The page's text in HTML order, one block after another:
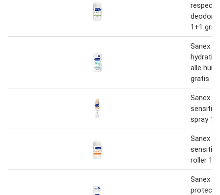
respect
1+1
Sanex
alle
gratis
Sanex
spray
Sanex
roller
Sanex